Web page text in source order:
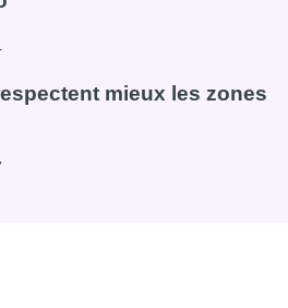
les visiteurs au rendez-vous
mieux les zones
respectent mieux les zones 30